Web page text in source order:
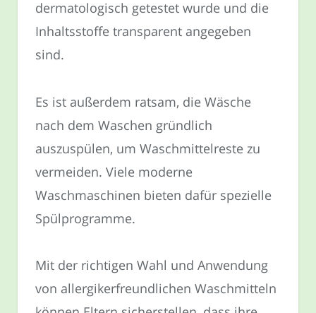
dermatologisch getestet wurde und die
Inhaltsstoffe transparent angegeben
sind.
Es ist außerdem ratsam, die Wäsche
nach dem Waschen gründlich
auszuspülen, um Waschmittelreste zu
vermeiden. Viele moderne
Waschmaschinen bieten dafür spezielle
Spülprogramme.
Mit der richtigen Wahl und Anwendung
von allergikerfreundlichen Waschmitteln